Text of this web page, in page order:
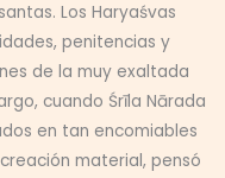
Los Haryaśvas
penitencias y
de la muy exaltada
cuando Śrīla Nārada
en tan encomiables
material, pensó